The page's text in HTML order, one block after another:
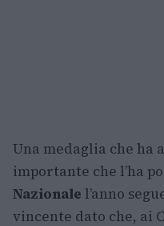
Una medaglia che ha
importante che l’ha
Nazionale l’anno
vincente dato che, ai